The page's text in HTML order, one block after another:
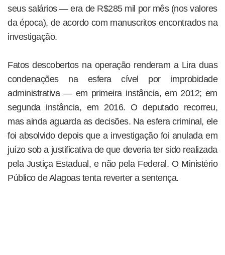
seus salários — era de R$285 mil por mês (nos valores
da época), de acordo com manuscritos encontrados na
investigação.
Fatos descobertos na operação renderam a Lira duas
condenações na esfera cível por improbidade
administrativa — em primeira instância, em 2012; em
segunda instância, em 2016. O deputado recorreu,
mas ainda aguarda as decisões. Na esfera criminal, ele
foi absolvido depois que a investigação foi anulada em
juízo sob a justificativa de que deveria ter sido realizada
pela Justiça Estadual, e não pela Federal. O Ministério
Público de Alagoas tenta reverter a sentença.